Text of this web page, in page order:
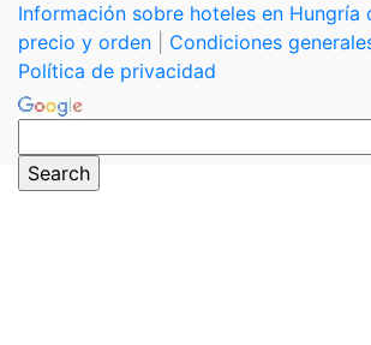
Información sobre hoteles en Hungría
precio y orden
Condiciones
Política de privacidad